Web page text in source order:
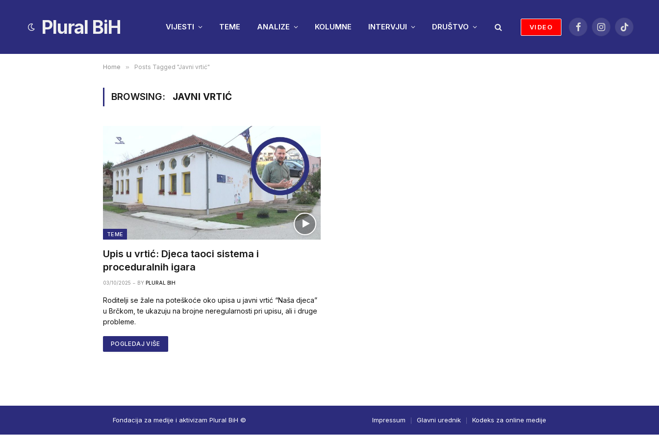
Plural BiH VIJESTI TEME ANALIZE KOLUMNE INTERVJUI DRUŠTVO VIDEO
FacebookInstagramTikTok
Home » Posts Tagged "Javni vrtić"
BROWSING: JAVNI VRTIĆ
TEME
Upis u vrtić: Djeca taoci sistema i
proceduralnih igara
03/10/2025 BY PLURAL BIH
Roditelji se žale na poteškoće oko upisa u javni vrtić “Naša djeca”
u Brčkom, te ukazuju na brojne neregularnosti pri upisu, ali i druge
probleme.
POGLEDAJ VIŠE
Fondacija za medije i aktivizam Plural BiH © Impressum Glavni urednik Kodeks za online medije